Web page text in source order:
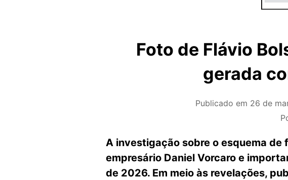
Foto de Flávio
gerada
Publicado em 26 de
A investigação sobre o esquema
empresário Daniel Vorcaro e
de 2026. Em meio às revelações,